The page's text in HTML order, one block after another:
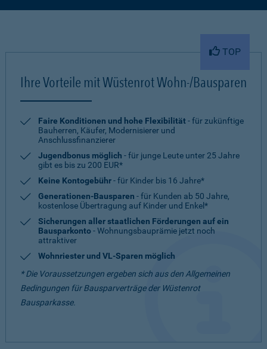
TOP
Ihre Vorteile mit Wüstenrot Wohn-/Bausparen
Faire Konditionen und hohe Flexibilität- für zukünftige
Bauherren, Käufer, Modernisierer und
Anschlussfinanzierer
Jugendbonus möglich - für junge Leute unter 25 Jahre
gibt es bis zu 200 EUR*
Keine Kontogebühr- für Kinder bis 16 Jahre*
Generationen-Bausparen - für Kunden ab 50 Jahre,
kostenlose Übertragung auf Kinder und Enkel*
Sicherungen aller staatlichen Förderungen auf ein
Bausparkonto- Wohnungsbauprämie jetzt noch
attraktiver
Wohnriester und VL-Sparen möglich
* Die Voraussetzungen ergeben sich aus den Allgemeinen
Bedingungen für Bausparverträge der Wüstenrot
Bausparkasse.